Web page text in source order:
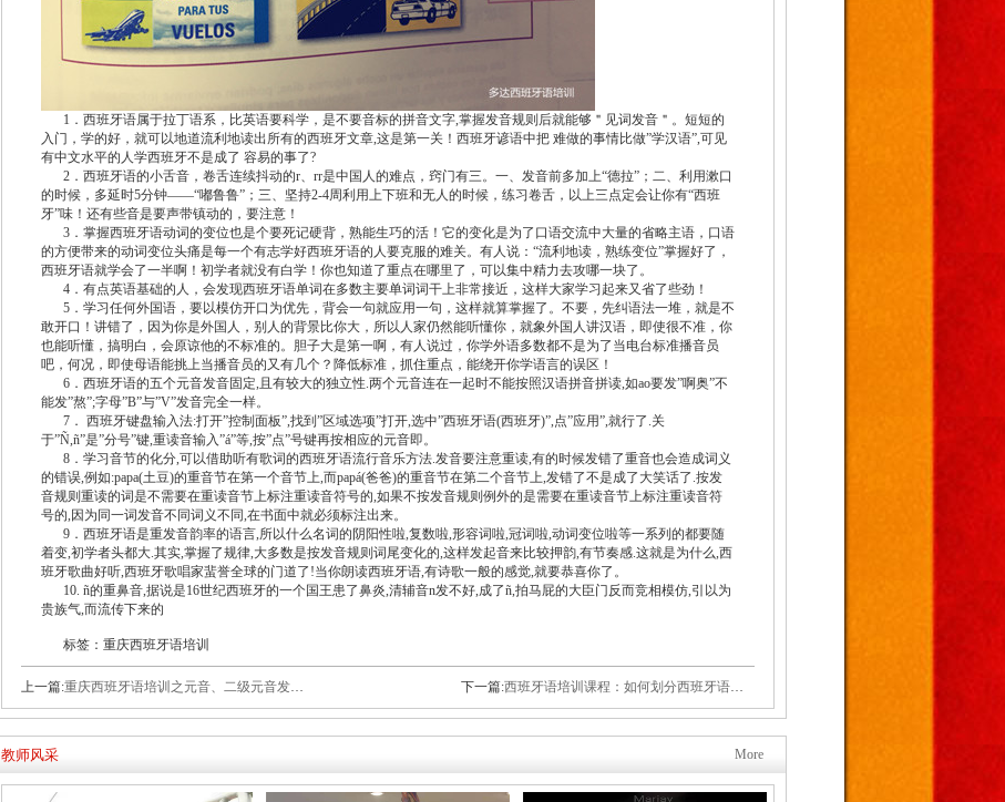
1．西班牙语属于拉丁语系，比英语要科学，是不要音标的拼音文字,掌握发音规则后就能够＂见词发音＂。短短的
入门，学的好，就可以地道流利地读出所有的西班牙文章,这是第一关！西班牙谚语中把 难做的事情比做”学汉语”,可见
有中文水平的人学西班牙不是成了 容易的事了?
2．西班牙语的小舌音，卷舌连续抖动的r、rr是中国人的难点，窍门有三。一、发音前多加上“德拉”；二、利用漱口
的时候，多延时5分钟——“嘟鲁鲁”；三、坚持2-4周利用上下班和无人的时候，练习卷舌，以上三点定会让你有“西班
牙”味！还有些音是要声带镇动的，要注意！
3．掌握西班牙语动词的变位也是个要死记硬背，熟能生巧的活！它的变化是为了口语交流中大量的省略主语，口语
的方便带来的动词变位头痛是每一个有志学好西班牙语的人要克服的难关。有人说：“流利地读，熟练变位”掌握好了，
西班牙语就学会了一半啊！初学者就没有白学！你也知道了重点在哪里了，可以集中精力去攻哪一块了。
4．有点英语基础的人，会发现西班牙语单词在多数主要单词词干上非常接近，这样大家学习起来又省了些劲！
5．学习任何外国语，要以模仿开口为优先，背会一句就应用一句，这样就算掌握了。不要，先纠语法一堆，就是不
敢开口！讲错了，因为你是外国人，别人的背景比你大，所以人家仍然能听懂你，就象外国人讲汉语，即使很不准，你
也能听懂，搞明白，会原谅他的不标准的。胆子大是第一啊，有人说过，你学外语多数都不是为了当电台标准播音员
吧，何况，即使母语能挑上当播音员的又有几个？降低标准，抓住重点，能绕开你学语言的误区！
6．西班牙语的五个元音发音固定,且有较大的独立性.两个元音连在一起时不能按照汉语拼音拼读,如ao要发”啊奥”不
能发”熬”;字母”B”与”V”发音完全一样。
7． 西班牙键盘输入法:打开”控制面板”,找到”区域选项”打开,选中”西班牙语(西班牙)”,点”应用”,就行了.关
于”Ñ,ñ”是”分号”键,重读音输入”á”等,按”点”号键再按相应的元音即。
8．学习音节的化分,可以借助听有歌词的西班牙语流行音乐方法.发音要注意重读,有的时候发错了重音也会造成词义
的错误,例如:papa(土豆)的重音节在第一个音节上,而papá(爸爸)的重音节在第二个音节上,发错了不是成了大笑话了.按发
音规则重读的词是不需要在重读音节上标注重读音符号的,如果不按发音规则例外的是需要在重读音节上标注重读音符
号的,因为同一词发音不同词义不同,在书面中就必须标注出来。
9．西班牙语是重发音韵率的语言,所以什么名词的阴阳性啦,复数啦,形容词啦,冠词啦,动词变位啦等一系列的都要随
着变,初学者头都大.其实,掌握了规律,大多数是按发音规则词尾变化的,这样发起音来比较押韵,有节奏感.这就是为什么,西
班牙歌曲好听,西班牙歌唱家蜚誉全球的门道了!当你朗读西班牙语,有诗歌一般的感觉,就要恭喜你了。
10. ñ的重鼻音,据说是16世纪西班牙的一个国王患了鼻炎,清辅音n发不好,成了ñ,拍马屁的大臣门反而竞相模仿,引以为
贵族气,而流传下来的
标签：重庆西班牙语培训
上一篇:重庆西班牙语培训之元音、二级元音发音技巧 下一篇:西班牙语培训课程：如何划分西班牙语重音和音节
教师风采 More